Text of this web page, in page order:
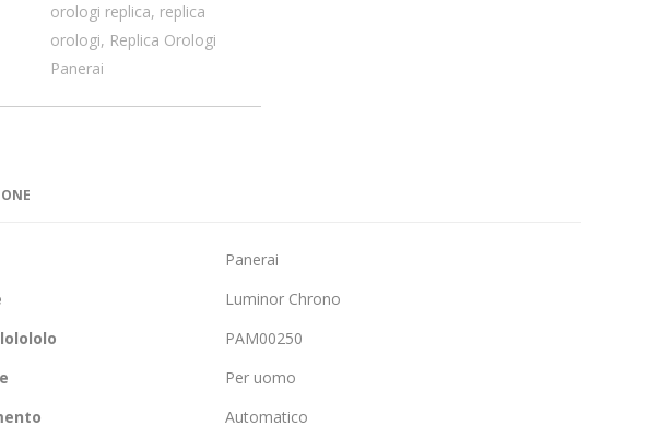
orologi replica, replica
orologi, Replica Orologi
Panerai
Panerai
Luminor Chrono
PAM00250
Per uomo
Automatico